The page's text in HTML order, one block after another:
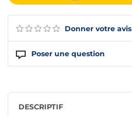
Donner votre avis
Poser une question
DESCRIPTIF